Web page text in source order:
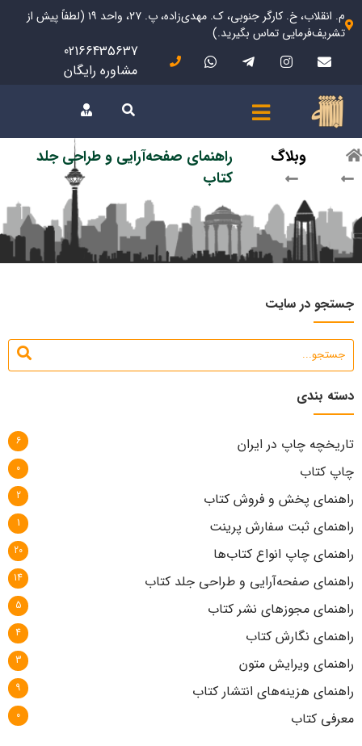
م. انقلاب، خ. کارگر جنوبی، ک. مهدی‌زاده، پ. ۲۷، واحد ۱۹ (لطفاً پیش از
تشریف‌فرمایی تماس بگیرید.)
02166435637
مشاوره رایگان
وبلاگ
راهنمای صفحه‌آرایی و طراحی جلد
کتاب
جستجو در سایت
دسته بندی
تاریخچه چاپ در ایران 6
چاپ کتاب 0
راهنمای پخش و فروش کتاب 2
راهنمای ثبت سفارش پرینت 1
راهنمای چاپ انواع کتاب‌ها 20
راهنمای صفحه‌آرایی و طراحی جلد کتاب 14
راهنمای مجوزهای نشر کتاب 5
راهنمای نگارش کتاب 4
راهنمای ویرایش متون 3
راهنمای هزینه‌های انتشار کتاب 9
معرفی کتاب 0